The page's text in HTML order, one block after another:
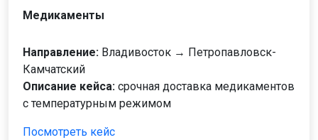
Медикаменты
Направление: Владивосток → Петропавловск-
Камчатский
Описание кейса: срочная доставка медикаментов
с температурным режимом
Посмотреть кейс